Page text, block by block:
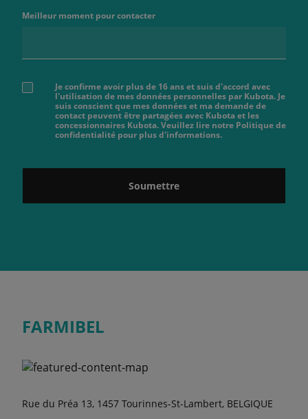
Meilleur moment pour contacter
Je confirme avoir plus de 16 ans et suis d'accord avec
l'utilisation de mes données personnelles par Kubota. Je
suis conscient que mes données et ma demande de
contact peuvent être partagées avec Kubota et les
concessionnaires Kubota. Veuillez lire notre Politique de
confidentialité pour plus d'informations.
Soumettre
FARMIBEL
Rue du Préa 13, 1457 Tourinnes-St-Lambert, BELGIQUE